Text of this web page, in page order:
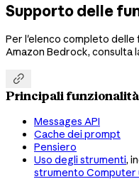
Supporto delle
Per l'elenco completo delle
Amazon Bedrock, consulta

Principali
Messages API
Cache dei prompt
Pensiero
Uso degli strumenti,
strumento Computer